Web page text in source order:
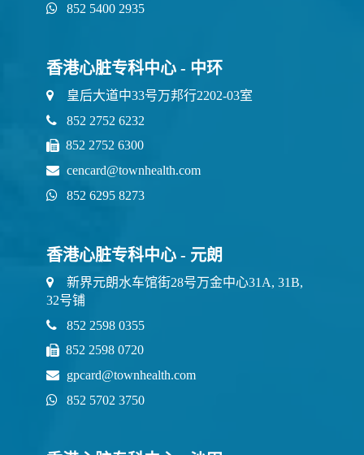
852 5400 2935
香港心脏专科中心 - 中环
皇后大道中33号万邦行2202-03室
852 2752 6232
852 2752 6300
cencard@townhealth.com
852 6295 8273
香港心脏专科中心 - 元朗
新界元朗水车馆街28号万金中心31A, 31B,
32号铺
852 2598 0355
852 2598 0720
gpcard@townhealth.com
852 5702 3750